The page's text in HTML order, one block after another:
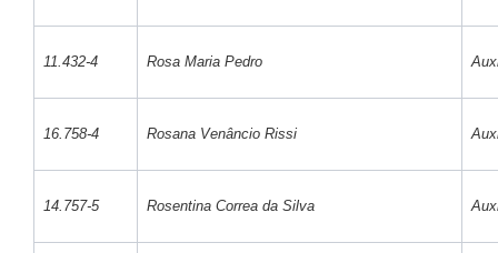
11.432-4 Rosa Maria Pedro
16.758-4 Rosana Venâncio Rissi
14.757-5 Rosentina Correa da Silva